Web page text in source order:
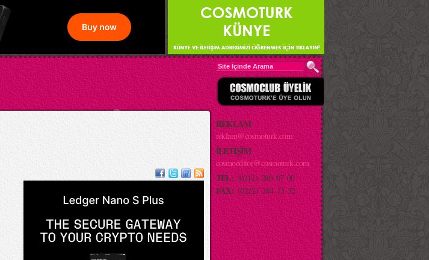
REKLAM
reklam@cosmoturk.com
İLETİŞİM
cosmoeditor@cosmoturk.com
TEL: (0212) 280 07 00
FAX: (0212) 244 13 32